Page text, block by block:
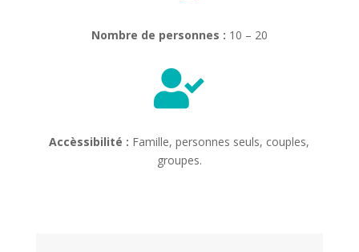
Nombre de personnes : 10 – 20

Accèssibilité : Famille, personnes seuls, couples,
groupes.